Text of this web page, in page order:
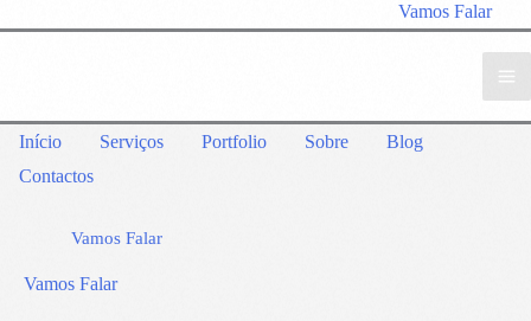
Vamos Falar
Início Serviços Portfolio Sobre
Blog
Contactos
Vamos Falar
Vamos Falar